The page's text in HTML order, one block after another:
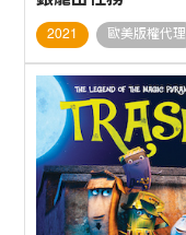
2021 歐美版權代理